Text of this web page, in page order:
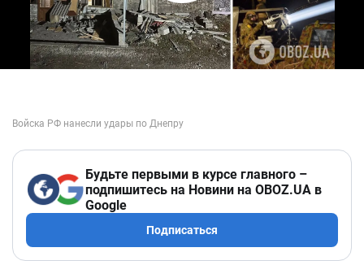
Будьте первыми в курсе главного –
подпишитесь на Новини на OBOZ.UA в
Google
Подписаться